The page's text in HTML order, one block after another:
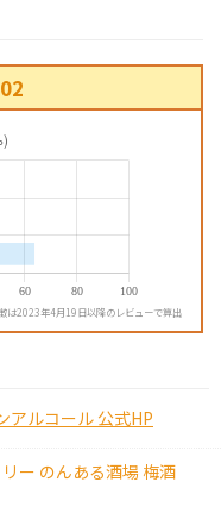
は2023年4月19日以降のレビューで算出
アルコール 公式HP
ー のんある酒場 梅酒